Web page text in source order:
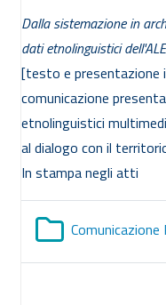
Dalla sistemazione in
dati etnolinguistici
[testo e presentazione
comunicazione
etnolinguistici
al dialogo con il
In stampa negli atti